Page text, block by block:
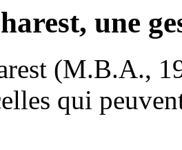
une
(M.B.A.,
qui